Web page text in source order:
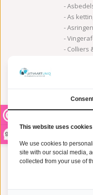
9,2
As
Asringen
Colliers
Asbedel
Asring
Asring
Hart
This website uses cookies
We use cookies to
site with our social media,
collected from your use of